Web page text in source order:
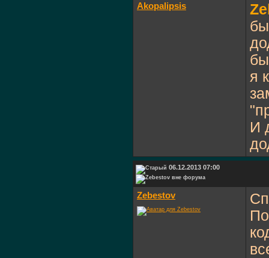
Akopalipsis
я
И
06.12.2013 07:00
Zebestov